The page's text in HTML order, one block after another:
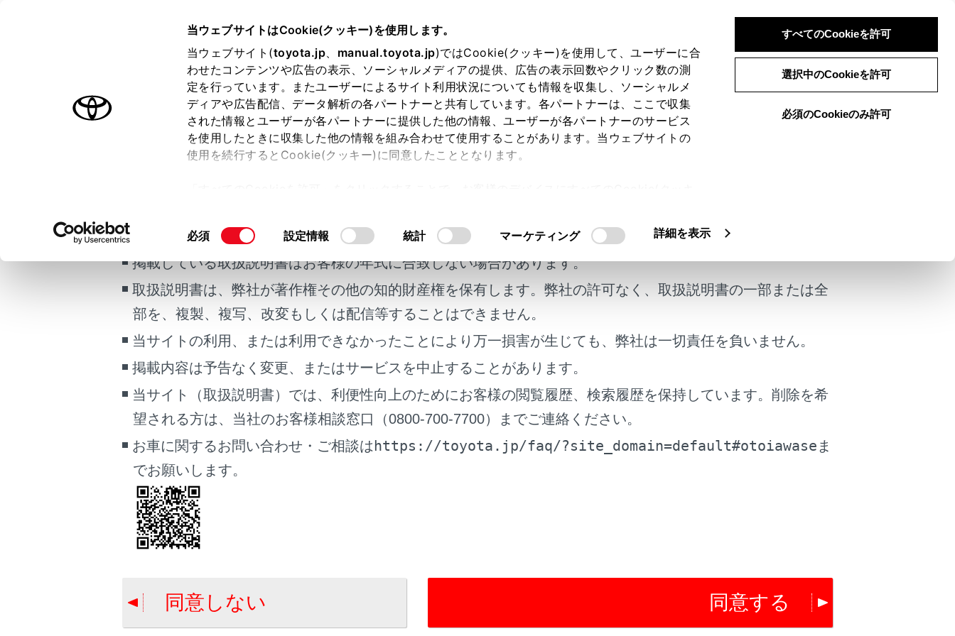
当ウェブサイトはCookie(クッキー)を使用します。
当ウェブサイト(toyota.jp、 manual.toyota.jp)ではCookie(クッキー)を使用して、ユーザーに合
わせたコンテンツや広告の表示、ソーシャルメディアの提供、広告の表示回数やクリック数の測
定を行っています。またユーザーによるサイト利用状況についても情報を収集し、ソーシャルメ
ディアや広告配信、データ解析の各パートナーと共有しています。各パートナーは、ここで収集
された情報とユーザーが各パートナーに提供した他の情報、ユーザーが各パートナーのサービス
を使用したときに収集した他の情報を組み合わせて使用することがあります。当ウェブサイトの
使用を続行するとCookie(クッキー)に同意したこととなります。
て」をご覧ください。
同
の
選
択
必須 設定情報 統計 マーケティング 詳細を表示
すべてのCookieを許可
選択中のCookieを許可
必須のCookieのみ許可
はじめに
安全・安心のために
プラグインハイブリッドシステム
室内装備・機能
マルチメディア
お手入れのしかた
万一の場合には
ブックマーク
画面表示設定
個人情報の取扱いについて
マルチメディア T-Connect ヘルプネット（エアバッグ連動タイプ）
緊急通報できない場合について
メニュー
T-Connect 契約の不成立または消滅
ヘルプネット利用登録の不成立
緊急通報センターシステムの位置評定エラー
ヘルプネットセンター／トヨタスマートセンターシステムの異常による通信不能
ヘルプネットで利用する通信網に起因する通信不能
当サイトには、全ての取扱説明書及び補足資料、正誤表等が掲載されているわけではありません。
掲載している取扱説明書はお客様の年式に合致しない場合があります。
取扱説明書は、弊社が著作権その他の知的財産権を保有します。弊社の許可なく、取扱説明書の一部または全
部を、複製、複写、改変もしくは配信等することはできません。
当サイトの利用、または利用できなかったことにより万一損害が生じても、弊社は一切責任を負いません。
掲載内容は予告なく変更、またはサービスを中止することがあります。
当サイト（取扱説明書）では、利便性向上のためにお客様の閲覧履歴、検索履歴を保持しています。削除を希
望される方は、当社のお客様相談窓口（0800-700-7700）までご連絡ください。
お車に関するお問い合わせ・ご相談はhttps://toyota.jp/faq/?site_domain=default#otoiawase ま
でお願いします。
同意しない 同意する